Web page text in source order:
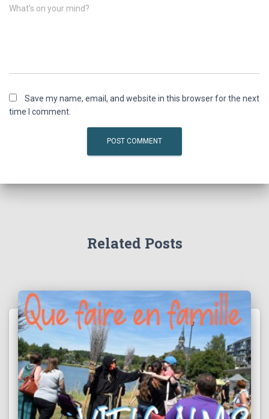
What's on your mind?
Save my name, email, and website in this browser for the next
time I comment.
Related Posts